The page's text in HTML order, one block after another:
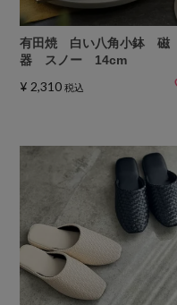
有田焼 白い八角小鉢 磁
器 スノー 14cm
¥ 2,310 税込